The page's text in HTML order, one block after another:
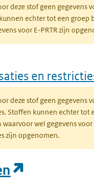
deze stof geen gegevens
echter tot een groep
voor E-PRTR zijn
en
deze stof geen gegevens
Stoffen kunnen echter tot
waarvoor wel gegevens
zijn opgenomen.